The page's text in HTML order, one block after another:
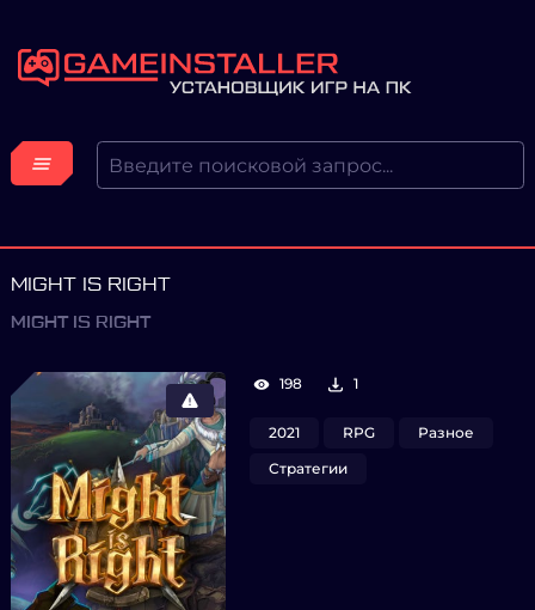
MIGHT IS RIGHT
MIGHT IS RIGHT
198 1
2021 RPG
Разное
Стратегии